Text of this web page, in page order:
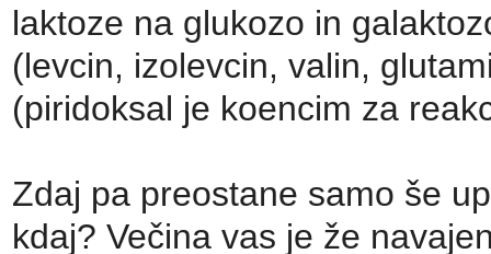
laktoze na glukozo in
(levcin, izolevcin, valin,
(piridoksal je koencim za
Zdaj pa preostane samo še
kdaj? Večina vas je že